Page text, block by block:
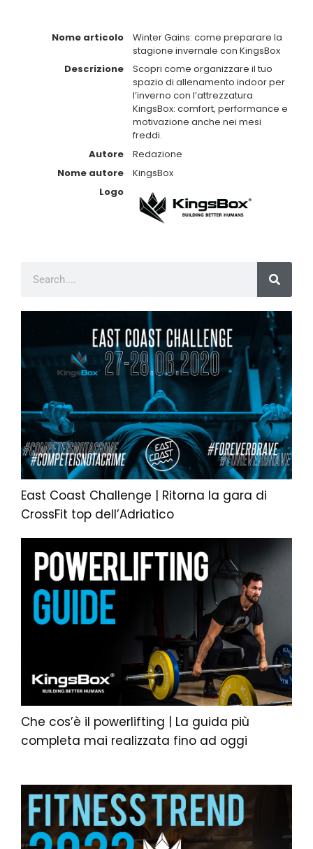
Nome articolo
Winter Gains: come preparare la
stagione invernale con KingsBox
Descrizione
Scopri come organizzare il tuo
spazio di allenamento indoor per
l’inverno con l’attrezzatura
KingsBox: comfort, performance e
motivazione anche nei mesi
freddi.
Autore
Redazione
Nome autore
KingsBox
Logo
East Coast Challenge | Ritorna la gara di
CrossFit top dell’Adriatico
Che cos’è il powerlifting | La guida più
completa mai realizzata fino ad oggi